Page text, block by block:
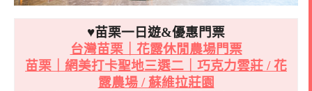
♥苗栗一日遊&優惠門票
台灣苗栗｜花露休閒農場門票
苗栗｜網美打卡聖地三選二｜巧克力雲莊 / 花
露農場 / 蘇維拉莊園